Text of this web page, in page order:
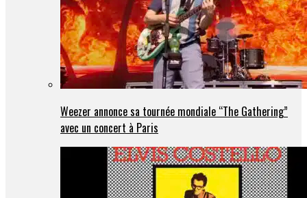
Weezer annonce sa tournée mondiale “The Gathering”
avec un concert à Paris